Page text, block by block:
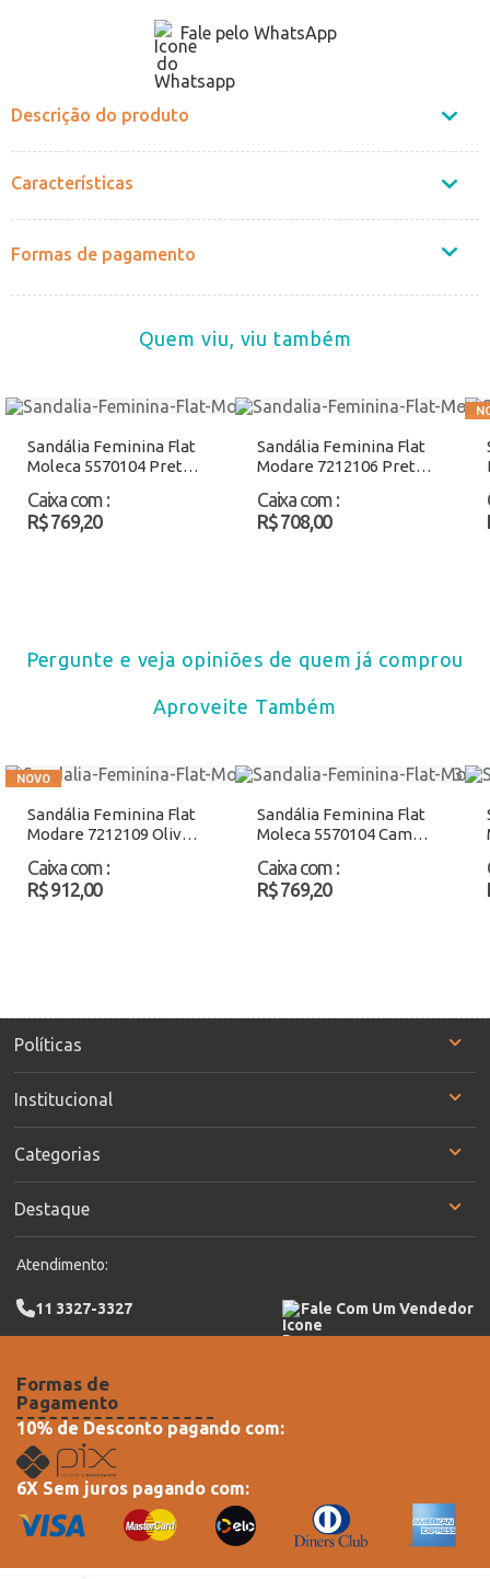
Fale pelo WhatsApp
Descrição do produto
Características
Formas de pagamento
Quem viu, viu também
Sandália Feminina Flat
Moleca 5570104 Preto
Caixa com :
R$ 769,20
Sandália Feminina Flat
Modare 7212106 Preto
Caixa com :
R$ 708,00
Pergunte e veja opiniões de quem já comprou
Aproveite Também
Sandália Feminina Flat
Modare 7212109 Oliva
Caixa com :
R$ 912,00
Sandália Feminina Flat
Moleca 5570104 Camel
Caixa com :
R$ 769,20
Políticas
Institucional
Categorias
Destaque
Atendimento:
11 3327-3327 Fale Com Um Vendedor
Formas de
Pagamento
10% de Desconto pagando com:
6X Sem juros pagando com: